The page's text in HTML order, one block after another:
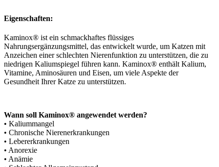
Eigenschaften:
Kaminox® ist ein schmackhaftes flüssiges
Nahrungsergänzungsmittel, das entwickelt wurde, um Katzen mit
Anzeichen einer schlechten Nierenfunktion zu unterstützen, die zu
niedrigen Kaliumspiegel führen kann. Kaminox® enthält Kalium,
Vitamine, Aminosäuren und Eisen, um viele Aspekte der
Gesundheit Ihrer Katze zu unterstützen.
Wann soll Kaminox® angewendet werden?
• Kaliummangel
• Chronische Nierenerkrankungen
• Lebererkrankungen
• Anorexie
• Anämie